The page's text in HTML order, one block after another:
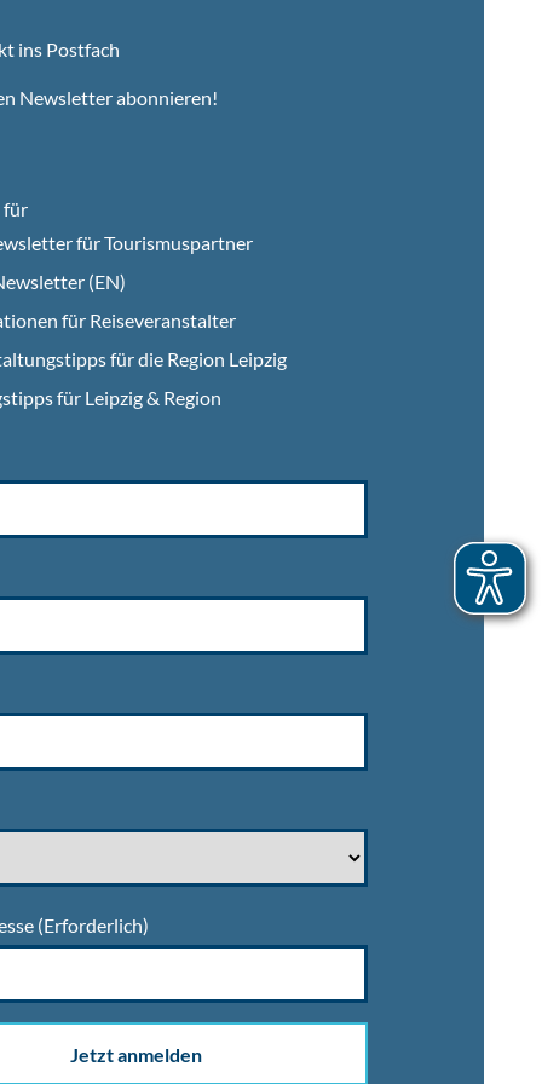
ins Postfach
Newsletter abonnieren!
für
für Tourismuspartner
(EN)
für Reiseveranstalter
für die Region Leipzig
für Leipzig & Region
(Erforderlich)
Jetzt anmelden